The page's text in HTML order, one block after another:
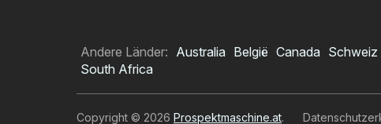
Andere Länder: Australia België Canada Schweiz
South Africa
Copyright © 2026 Prospektmaschine.at.